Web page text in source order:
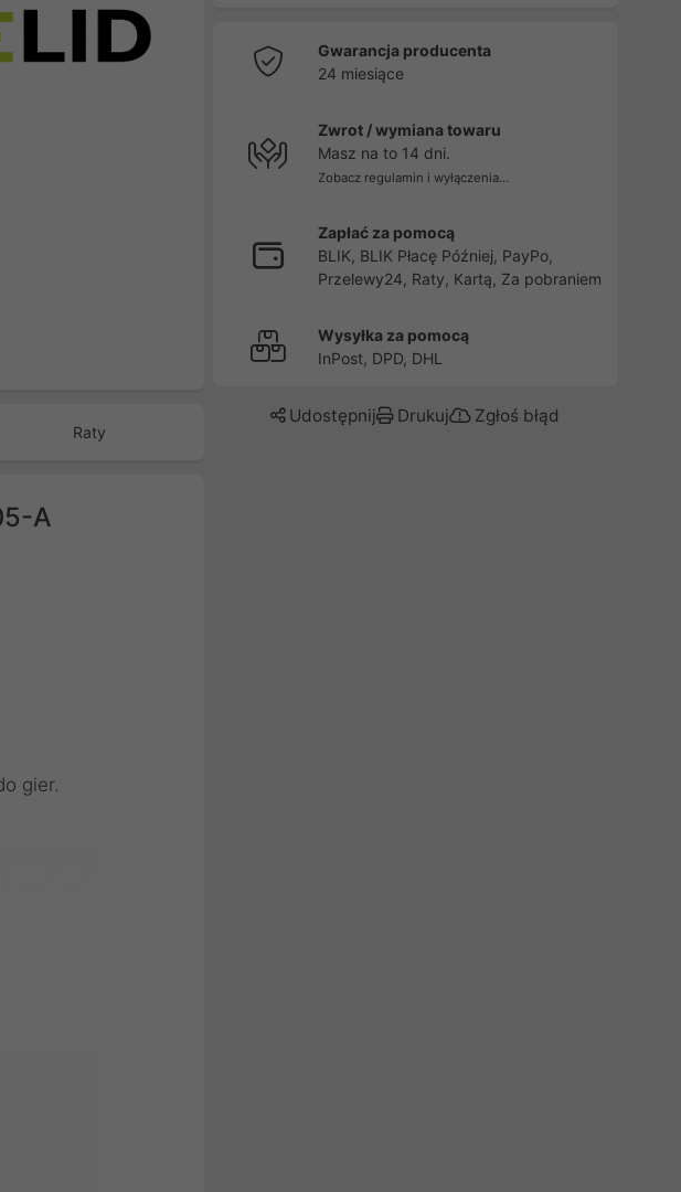
Raty
A
gier.
Gwarancja producenta
24 miesiące
Zwrot / wymiana towaru
Masz na to 14 dni.
Zobacz regulamin i wyłączenia...
Zapłać za pomocą
BLIK, BLIK Płacę Później, PayPo,
Przelewy24, Raty, Kartą, Za pobraniem
Wysyłka za pomocą
InPost, DPD, DHL
Udostępnij Drukuj Zgłoś błąd